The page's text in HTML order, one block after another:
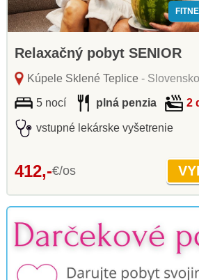
Relaxačný pobyt SENIOR
Kúpele Sklené Teplice- Slovensko
5 nocí plná penzia 2
vstupné lekárske vyšetrenie
412,-€/os